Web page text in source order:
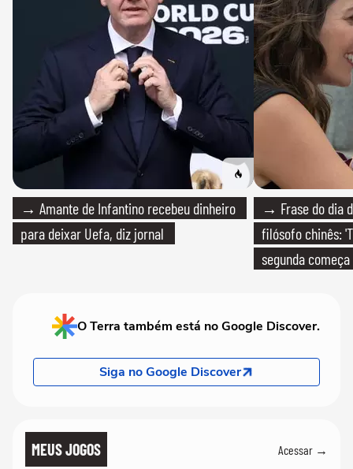
→ Amante de Infantino recebeu dinheiro
para deixar Uefa, diz jornal
→ Frase do dia
filósofo chinês:
segunda
O Terra também está no Google Discover.
Siga no Google Discover
MEUS JOGOS Acessar →